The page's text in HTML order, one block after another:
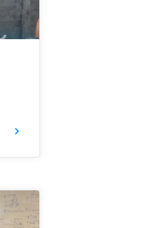
keyboard_arrow_right